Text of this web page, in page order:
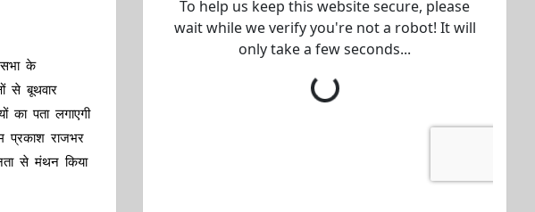
के
से बूथवार
का पता लगाएगी
प्रकाश राजभर
से मंथन किया